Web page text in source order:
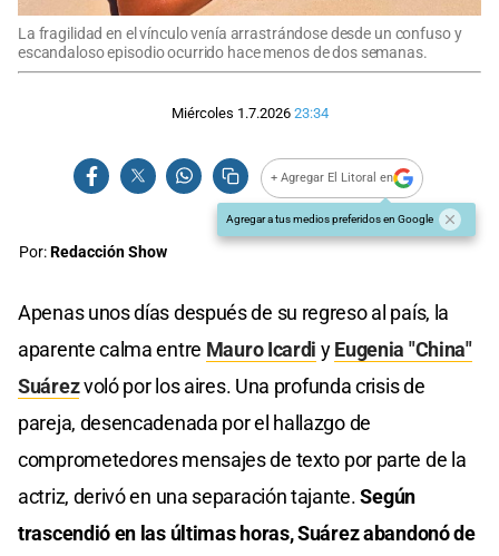
La fragilidad en el vínculo venía arrastrándose desde un confuso y
escandaloso episodio ocurrido hace menos de dos semanas.
Miércoles 1.7.2026 23:34
+ Agregar El Litoral en
Agregar a tus medios preferidos en Google
Por:Redacción Show
Apenas unos días después de su regreso al país, la
aparente calma entre Mauro Icardi yEugenia "China"
Suárezvoló por los aires. Una profunda crisis de
pareja, desencadenada por el hallazgo de
comprometedores mensajes de texto por parte de la
actriz, derivó en una separación tajante.Según
trascendió en las últimas horas, Suárez abandonó de